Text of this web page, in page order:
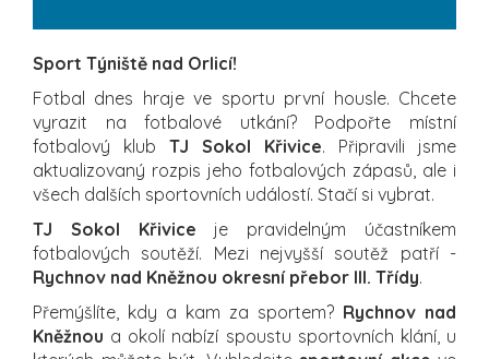
Sport Týniště nad Orlicí!
Fotbal dnes hraje ve sportu první housle. Chcete
vyrazit na fotbalové utkání? Podpořte místní
fotbalový klub TJ Sokol Křivice. Připravili jsme
aktualizovaný rozpis jeho fotbalových zápasů, ale i
všech dalších sportovních událostí. Stačí si vybrat.
TJ Sokol Křivice je pravidelným účastníkem
fotbalových soutěží. Mezi nejvyšší soutěž patří -
Rychnov nad Kněžnou okresní přebor III. Třídy.
Přemýšlíte, kdy a kam za sportem? Rychnov nad
Kněžnou a okolí nabízí spoustu sportovních klání, u